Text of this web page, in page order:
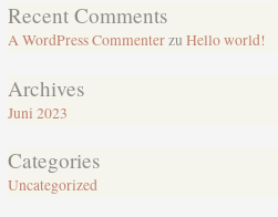
Recent Comments
A WordPress CommenterzuHello world!
Archives
Juni 2023
Categories
Uncategorized